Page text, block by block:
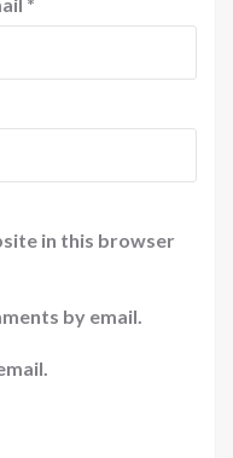
in this browser
by email.